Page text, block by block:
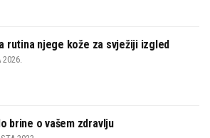
rutina njege kože za svježiji izgled
brine o vašem zdravlju